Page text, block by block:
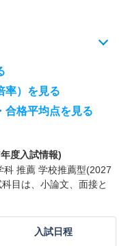
率）を見る
合格平均点を見る
度入試情報)
科 推薦 学校推薦型(2027
目は、小論文、面接と
入試日程